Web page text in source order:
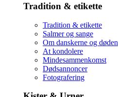
Tradition & etikette
Tradition & etikette
Salmer og sange
Om danskerne og døden
At kondolere
Mindesammenkomst
Dødsannoncer
Fotografering